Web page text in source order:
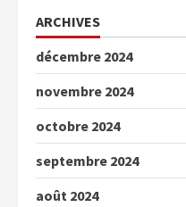
ARCHIVES
décembre 2024
novembre 2024
octobre 2024
septembre 2024
août 2024